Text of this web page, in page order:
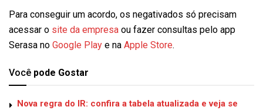
Para conseguir um acordo, os negativados só precisam
acessar o site da empresa ou fazer consultas pelo app
Serasa no Google Play e na Apple Store.
Você pode Gostar
Nova regra do IR: confira a tabela atualizada e veja se